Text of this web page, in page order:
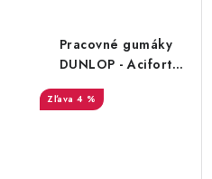
Pracovné gumáky
DUNLOP - Acifort
Tricolour O4 19521
4 %